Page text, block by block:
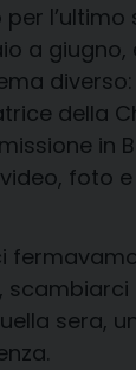
per
a giugno,
diverso:
della
in
foto e
scambiarci
sera,